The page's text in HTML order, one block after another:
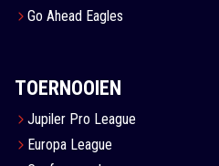
Go Ahead Eagles
TOERNOOIEN
Jupiler Pro League
Europa League